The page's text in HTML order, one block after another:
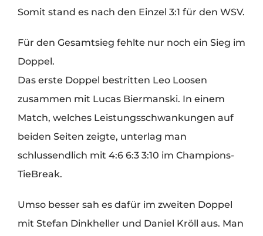
Somit stand es nach den Einzel 3:1 für den WSV.
Für den Gesamtsieg fehlte nur noch ein Sieg im
Doppel.
Das erste Doppel bestritten Leo Loosen
zusammen mit Lucas Biermanski. In einem
Match, welches Leistungsschwankungen auf
beiden Seiten zeigte, unterlag man
schlussendlich mit 4:6 6:3 3:10 im Champions-
TieBreak.
Umso besser sah es dafür im zweiten Doppel
mit Stefan Dinkheller und Daniel Kröll aus. Man